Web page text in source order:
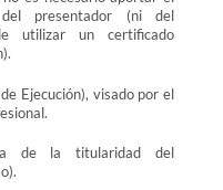
presentador (ni del
utilizar un certificado
Ejecución), visado por el
de la titularidad del